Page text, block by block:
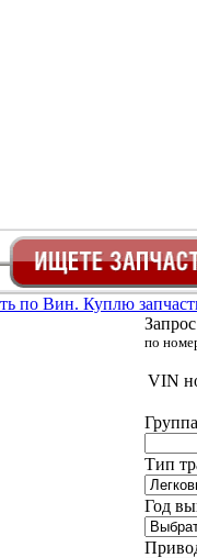
по Вин. Куплю
Запрос
по
VIN
Тип
Год